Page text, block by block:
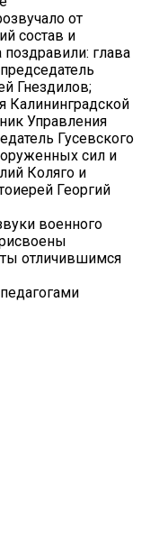
от
состав и
поздравили: глава
Гнездилов;
Калининградской
Управления
Гусевского
сил и
Коляго и
Георгий
военного
отличившимся